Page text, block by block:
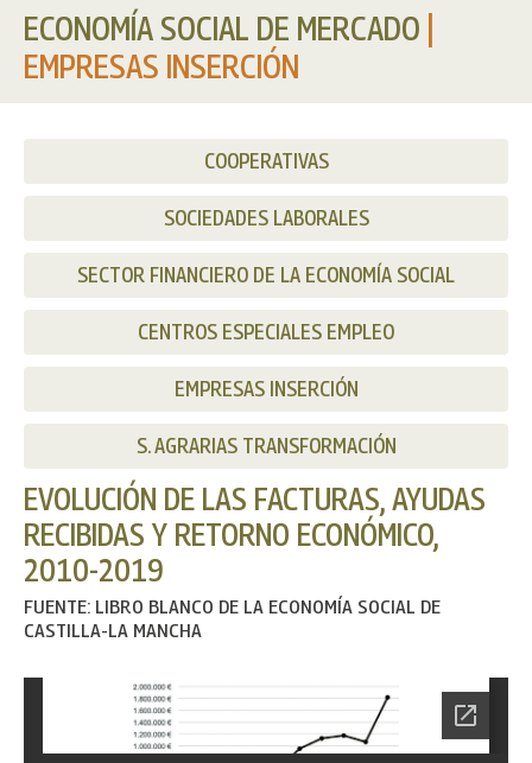
ECONOMÍA SOCIAL DE MERCADO
EMPRESAS INSERCIÓN
COOPERATIVAS
SOCIEDADES LABORALES
SECTOR FINANCIERO DE LA ECONOMÍA SOCIAL
CENTROS ESPECIALES EMPLEO
EMPRESAS INSERCIÓN
S. AGRARIAS TRANSFORMACIÓN
EVOLUCIÓN DE LAS FACTURAS, AYUDAS
RECIBIDAS Y RETORNO ECONÓMICO,
2010-2019
FUENTE: LIBRO BLANCO DE LA ECONOMÍA SOCIAL DE
CASTILLA-LA MANCHA